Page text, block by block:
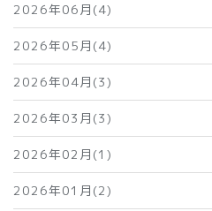
2026年06月(4)
2026年05月(4)
2026年04月(3)
2026年03月(3)
2026年02月(1)
2026年01月(2)